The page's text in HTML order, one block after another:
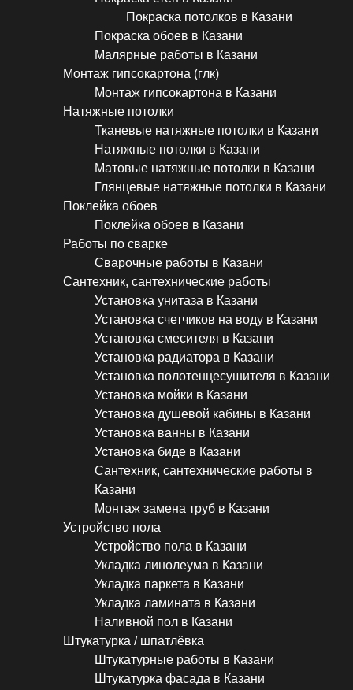
Покраска потолков в Казани
Покраска обоев в Казани
Малярные работы в Казани
Монтаж гипсокартона (глк)
Монтаж гипсокартона в Казани
Натяжные потолки
Тканевые натяжные потолки в Казани
Натяжные потолки в Казани
Матовые натяжные потолки в Казани
Глянцевые натяжные потолки в Казани
Поклейка обоев
Поклейка обоев в Казани
Работы по сварке
Сварочные работы в Казани
Сантехник, сантехнические работы
Установка унитаза в Казани
Установка счетчиков на воду в Казани
Установка смесителя в Казани
Установка радиатора в Казани
Установка полотенцесушителя в Казани
Установка мойки в Казани
Установка душевой кабины в Казани
Установка ванны в Казани
Установка биде в Казани
Сантехник, сантехнические работы в
Казани
Монтаж замена труб в Казани
Устройство пола
Устройство пола в Казани
Укладка линолеума в Казани
Укладка паркета в Казани
Укладка ламината в Казани
Наливной пол в Казани
Штукатурка / шпатлёвка
Штукатурные работы в Казани
Штукатурка фасада в Казани